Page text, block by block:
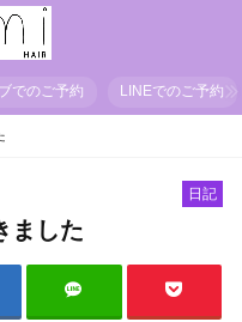
でのご予約 LINEでのご予約
日記
ました